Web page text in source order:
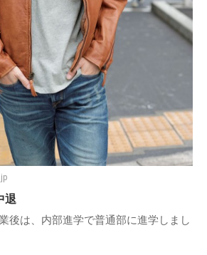
退
後は、内部進学で普通部に進学しまし